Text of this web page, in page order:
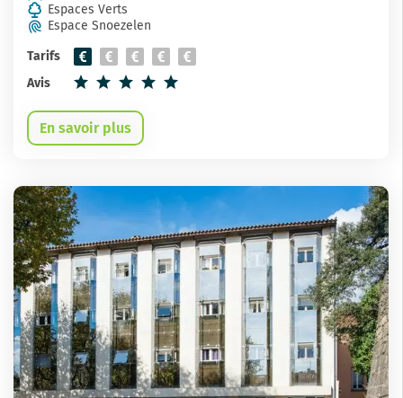
Espaces Verts
Espace Snoezelen
Tarifs
Avis
En savoir plus